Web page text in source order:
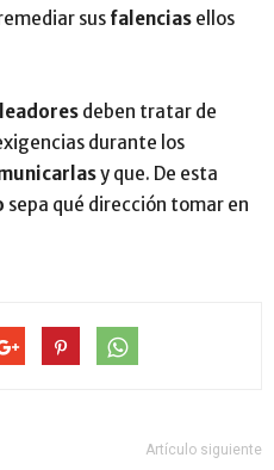
sus falencias ellos
deben tratar de
durante los
y que. De esta
sepa qué dirección tomar en
Artículo siguiente